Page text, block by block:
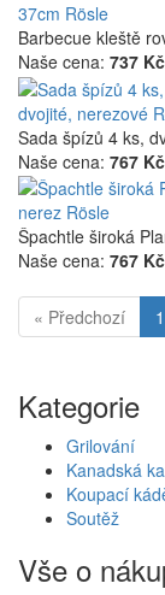
37cm Rösle
Barbecue kleště
Naše cena: 737 Kč
dvojité, nerezové
Sada špízů 4 ks,
Naše cena: 767 Kč
nerez Rösle
Špachtle široká
Naše cena: 767 Kč
« Předchozí 1
Kategorie
Grilování
Kanadská
Koupací
Soutěž
Vše o